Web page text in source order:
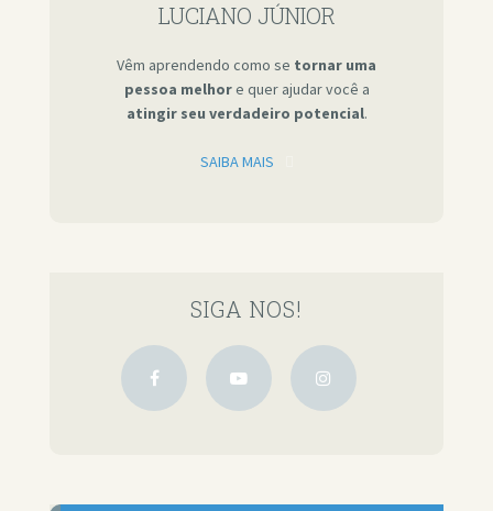
LUCIANO JÚNIOR
Vêm aprendendo como se tornar uma
pessoa melhore quer ajudar você a
atingir seu verdadeiro potencial.
SAIBA MAIS
SIGA NOS!